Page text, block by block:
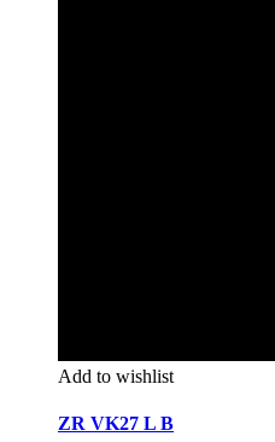
Add to wishlist
ZR VK27 L B